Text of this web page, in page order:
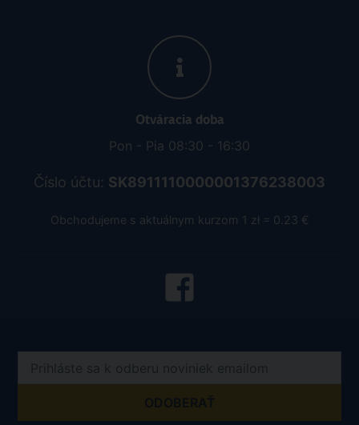
Otváracia doba
Pon - Pia 08:30 - 16:30
Číslo účtu: SK8911110000001376238003
Obchodujeme s aktuálnym kurzom 1 zł = 0.23 €